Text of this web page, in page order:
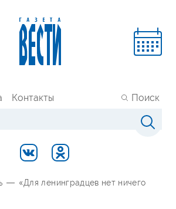
Контакты Поиск
— «Для ленинградцев нет ничего